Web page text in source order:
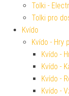
Tolki -
Tolki pro
Kvído
Kvído - Hry
Kvído -
Kvído -
Kvído -
Kvído -